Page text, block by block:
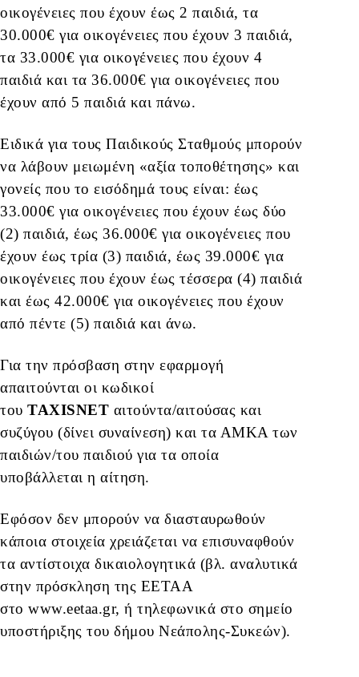
οικογένειες που έχουν έως 2 παιδιά, τα
30.000€ για οικογένειες που έχουν 3 παιδιά,
τα 33.000€ για οικογένειες που έχουν 4
παιδιά και τα 36.000€ για οικογένειες που
έχουν από 5 παιδιά και πάνω.
Ειδικά για τους Παιδικούς Σταθμούς μπορούν
να λάβουν μειωμένη «αξία τοποθέτησης» και
γονείς που το εισόδημά τους είναι: έως
33.000€ για οικογένειες που έχουν έως δύο
(2) παιδιά, έως 36.000€ για οικογένειες που
έχουν έως τρία (3) παιδιά, έως 39.000€ για
οικογένειες που έχουν έως τέσσερα (4) παιδιά
και έως 42.000€ για οικογένειες που έχουν
από πέντε (5) παιδιά και άνω.
Για την πρόσβαση στην εφαρμογή
απαιτούνται οι κωδικοί
του TAXISNET αιτούντα/αιτούσας και
συζύγου (δίνει συναίνεση) και τα ΑΜΚΑ των
παιδιών/του παιδιού για τα οποία
υποβάλλεται η αίτηση.
Εφόσον δεν μπορούν να διασταυρωθούν
κάποια στοιχεία χρειάζεται να επισυναφθούν
τα αντίστοιχα δικαιολογητικά (βλ. αναλυτικά
στην πρόσκληση της ΕΕΤΑΑ
στο www.eetaa.gr, ή τηλεφωνικά στο σημείο
υποστήριξης του δήμου Νεάπολης-Συκεών).